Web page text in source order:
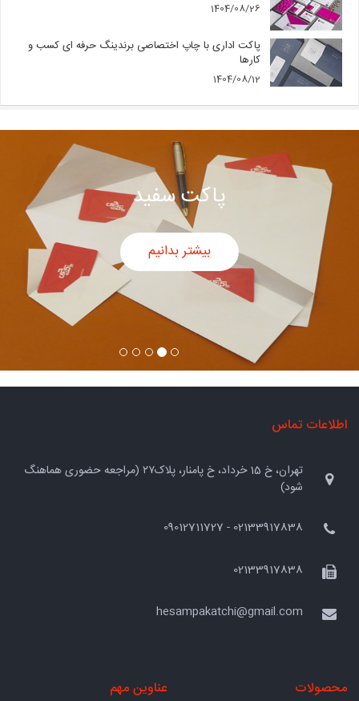
1404/08/26
پاکت اداری با چاپ اختصاصی برندینگ حرفه ای کسب و
کارها
1404/08/12
پاکت سفید
بیشتر بدانیم
اطلاعات تماس
تهران، خ 15 خرداد، خ پامنار، پلاک۲۷ (مراجعه حضوری هماهنگ
شود)
02133917838 - 09012711727
02133917838
hesampakatchi@gmail.com
محصولات عناوین مهم